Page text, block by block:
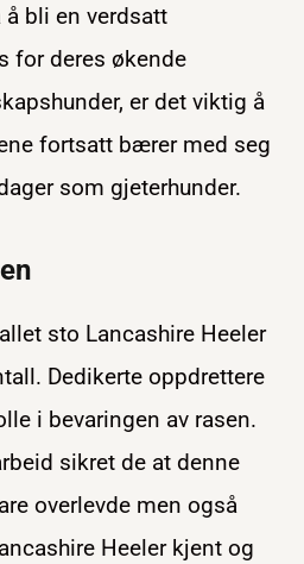
bli en verdsatt
for deres økende
er det viktig å
fortsatt bærer med seg
som gjeterhunder.
sto Lancashire Heeler
Dedikerte oppdrettere
i bevaringen av rasen.
sikret de at denne
overlevde men også
Heeler kjent og